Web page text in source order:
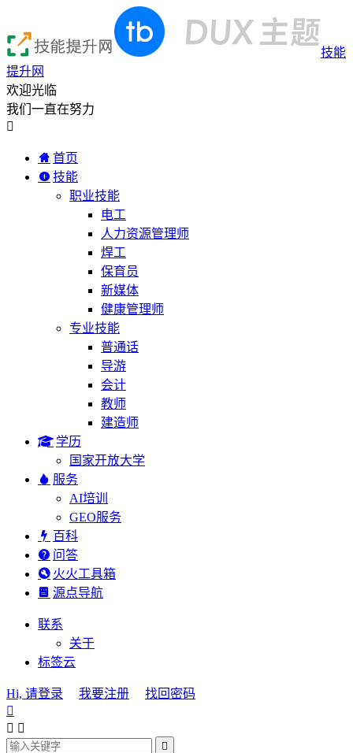
技能
提升网
欢迎光临
我们一直在努力

首页
技能
职业技能
电工
人力资源管理师
焊工
保育员
新媒体
健康管理师
专业技能
普通话
导游
会计
教师
建造师
学历
国家开放大学
服务
AI培训
GEO服务
百科
问答
火火工具箱
源点导航
联系
关于
标签云
Hi, 请登录 我要注册
找回密码

 
